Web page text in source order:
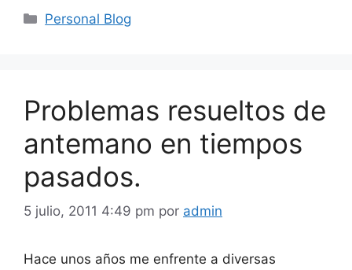
Categorías
Personal Blog
Problemas resueltos de
antemano en tiempos
pasados.
5 julio, 2011 4:49 pm por admin
Hace unos años me enfrente a diversas